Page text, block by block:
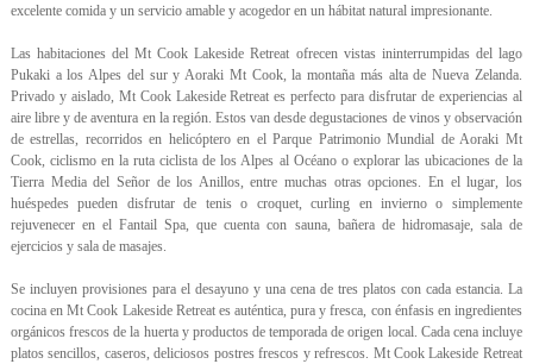
excelente comida y un servicio amable y acogedor en un hábitat natural impresionante.
Las habitaciones del Mt Cook Lakeside Retreat ofrecen vistas ininterrumpidas del lago
Pukaki a los Alpes del sur y Aoraki Mt Cook, la montaña más alta de Nueva Zelanda.
Privado y aislado, Mt Cook Lakeside Retreat es perfecto para disfrutar de experiencias al
aire libre y de aventura en la región. Estos van desde degustaciones de vinos y observación
de estrellas, recorridos en helicóptero en el Parque Patrimonio Mundial de Aoraki Mt
Cook, ciclismo en la ruta ciclista de los Alpes al Océano o explorar las ubicaciones de la
Tierra Media del Señor de los Anillos, entre muchas otras opciones. En el lugar, los
huéspedes pueden disfrutar de tenis o croquet, curling en invierno o simplemente
rejuvenecer en el Fantail Spa, que cuenta con sauna, bañera de hidromasaje, sala de
ejercicios y sala de masajes.
Se incluyen provisiones para el desayuno y una cena de tres platos con cada estancia. La
cocina en Mt Cook Lakeside Retreat es auténtica, pura y fresca, con énfasis en ingredientes
orgánicos frescos de la huerta y productos de temporada de origen local. Cada cena incluye
platos sencillos, caseros, deliciosos postres frescos y refrescos. Mt Cook Lakeside Retreat